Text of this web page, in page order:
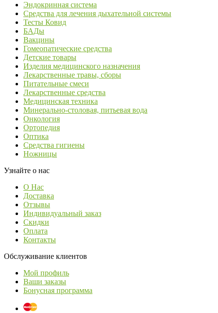
Эндокринная система
Средства для лечения дыхательной системы
Тесты Ковид
БАДы
Вакцины
Гомеопатические средства
Детские товары
Изделия медицинского назначения
Лекарственные травы, сборы
Питательные смеси
Лекарственные средства
Медицинская техника
Минерально-столовая, питьевая вода
Онкология
Ортопедия
Оптика
Средства гигиены
Ножницы
Узнайте о нас
О Нас
Доставка
Отзывы
Индивидуальный заказ
Скидки
Оплата
Контакты
Обслуживание клиентов
Мой профиль
Ваши заказы
Бонусная программа